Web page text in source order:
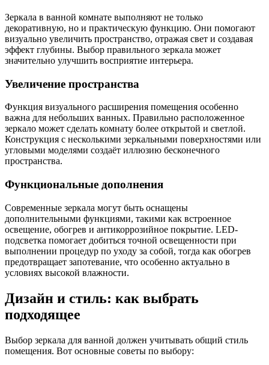
Зеркала в ванной комнате выполняют не только
декоративную, но и практическую функцию. Они помогают
визуально увеличить пространство, отражая свет и создавая
эффект глубины. Выбор правильного зеркала может
значительно улучшить восприятие интерьера.
Увеличение пространства
Функция визуального расширения помещения особенно
важна для небольших ванных. Правильно расположенное
зеркало может сделать комнату более открытой и светлой.
Конструкция с несколькими зеркальными поверхностями или
угловыми моделями создаёт иллюзию бесконечного
пространства.
Функциональные дополнения
Современные зеркала могут быть оснащены
дополнительными функциями, такими как встроенное
освещение, обогрев и антикоррозийное покрытие. LED-
подсветка помогает добиться точной освещенности при
выполнении процедур по уходу за собой, тогда как обогрев
предотвращает запотевание, что особенно актуально в
условиях высокой влажности.
Дизайн и стиль: как выбрать
подходящее
Выбор зеркала для ванной должен учитывать общий стиль
помещения. Вот основные советы по выбору: